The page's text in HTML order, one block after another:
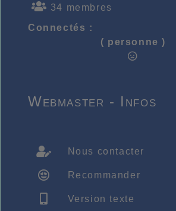
34 membres
Connectés :
( personne )
Webmaster - Infos
Nous contacter
Recommander
Version texte